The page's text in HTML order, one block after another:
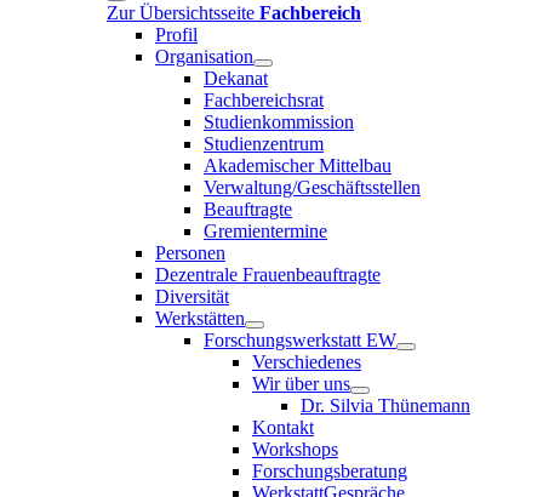
Zur Übersichtsseite Fachbereich
Profil
Organisation
Dekanat
Fachbereichsrat
Studienkommission
Studienzentrum
Akademischer Mittelbau
Verwaltung/Geschäftsstellen
Beauftragte
Gremientermine
Personen
Dezentrale Frauenbeauftragte
Diversität
Werkstätten
Forschungswerkstatt EW
Verschiedenes
Wir über uns
Dr. Silvia Thünemann
Kontakt
Workshops
Forschungsberatung
WerkstattGespräche